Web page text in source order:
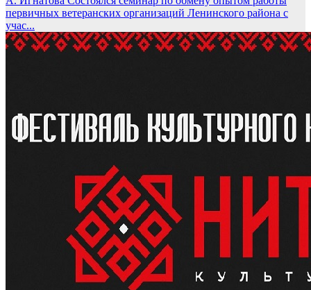
первичных ветеранских организаций Ленинского района с
учас...